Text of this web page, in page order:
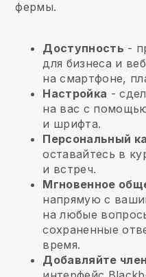
фермы.
Доступность -
для бизнеса и
на смартфоне,
Настройка -
на вас с
и шрифта.
Персональный
оставайтесь в
и встреч.
Мгновенное
напрямую с
на любые
сохраненные
время.
Добавляйте